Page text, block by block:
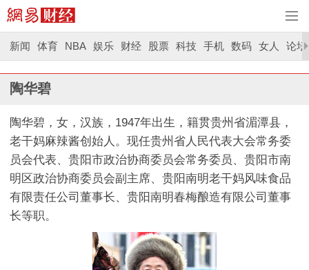
新闻 体育 NBA 娱乐 财经 股票 科技 手机 数码 女人 论坛
陶华碧
陶华碧，女，汉族，1947年出生，籍贯贵州省湄潭县，
老干妈麻辣酱创始人。现任贵州省人民代表大会常务委
员会代表、贵阳市政治协商委员会常务委员、贵阳市南
明区政治协商委员会副主席、贵阳南明老干妈风味食品
有限责任公司董事长、贵阳南明春梅酿造有限公司董事
长等职。